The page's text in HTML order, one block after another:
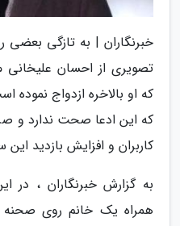
خبرنگاران | به تازگی
تصویری از احسان علیخانی
که او بالاخره ازدواج نموده
که این ادعا صحت ندارد و
کاربران و افزایش بازدید
به گزارش خبرنگاران ، در
همراه یک خانم روی